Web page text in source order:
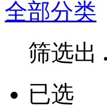
全部分类
筛选出
已选